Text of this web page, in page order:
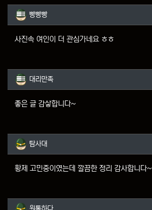
빵빵빵님의 댓글
빵빵빵
사진속 여인이 더 관심가네요 ㅎㅎ
대리만족님의 댓글
대리만족
좋은 글 감샇합니다~
탐사대님의 댓글
탐사대
황제 고민중이였는데 깔끔한 정리 감사합니다~
원통하다님의 댓글